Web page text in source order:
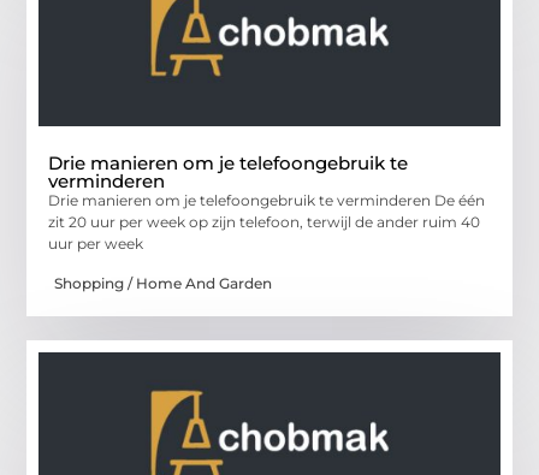
Drie manieren om je telefoongebruik te
verminderen
Drie manieren om je telefoongebruik te verminderen De één
zit 20 uur per week op zijn telefoon, terwijl de ander ruim 40
uur per week
Shopping / Home And Garden